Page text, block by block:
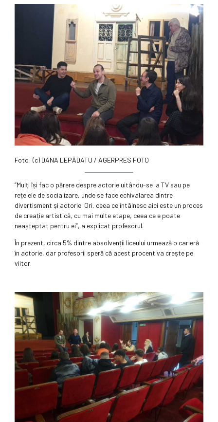
Foto: (c) DANA LEPĂDATU / AGERPRES FOTO
”Mulți își fac o părere despre actorie uitându-se la TV sau pe
rețelele de socializare, unde se face echivalarea dintre
divertisment și actorie. Ori, ceea ce întâlnesc aici este un proces
de creație artistică, cu mai multe etape, ceea ce e poate
neașteptat pentru ei”, a explicat profesorul.
În prezent, circa 5% dintre absolvenții liceului urmează o carieră
în actorie, dar profesorii speră că acest procent va crește pe
viitor.